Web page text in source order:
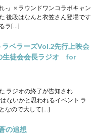
-』× ラウンドワンコラボキャン
後段はなんと衣笠さん登場です
ラ[…]
ベラーズVol.2先行上映会
生徒会会長ラジオ for
ラジオの終了が告知され
ないかと思われるイベント ラ
なので大して[…]
の追想